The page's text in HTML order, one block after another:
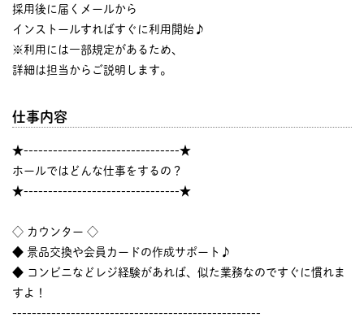
採用後に届くメールから
インストールすればすぐに利用開始♪
※利用には一部規定があるため、
詳細は担当からご説明します。
仕事内容
★--------------------------------★
ホールではどんな仕事をするの？
★--------------------------------★
◇ カウンター ◇
◆ 景品交換や会員カードの作成サポート♪
◆ コンビニなどレジ経験があれば、似た業務なのですぐに慣れま
すよ！
---------------------------------------------------